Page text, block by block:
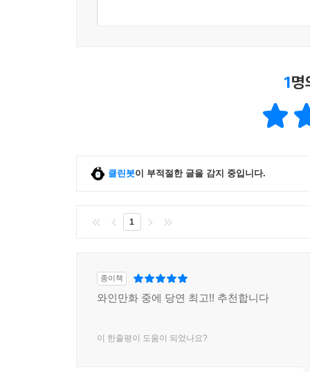
1명
클린봇이 부적절한 글을 감지 중입니다.
1
종이책
와인만화 중에 당연 최고!! 추천합니다
이 한줄평이 도움이 되었나요?